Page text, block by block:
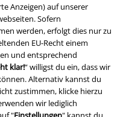
Anzeigen) auf unserer
Sofern
werden, erfolgt dies nur zu
EU-Recht einem
und entsprechend
klar!“ willigst du ein, dass wir
Alternativ kannst du
zustimmen, klicke hierzu
wir lediglich